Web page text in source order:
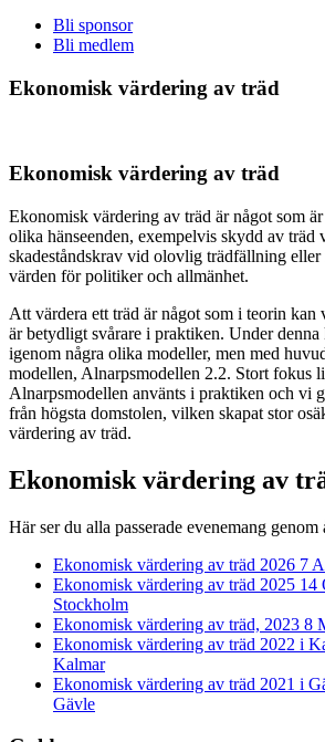
Bli sponsor
Bli medlem
Ekonomisk värdering av träd
Ekonomisk värdering av träd
Ekonomisk värdering av träd är något som
olika hänseenden, exempelvis skydd av träd
skadeståndskrav vid olovlig trädfällning eller
värden för politiker och allmänhet.
Att värdera ett träd är något som i teorin kan
är betydligt svårare i praktiken. Under
igenom några olika modeller, men med
modellen, Alnarpsmodellen 2.2. Stort fokus
Alnarpsmodellen använts i praktiken och vi
från högsta domstolen, vilken skapat stor
värdering av träd.
Ekonomisk värdering av
Här ser du alla passerade evenemang genom
Ekonomisk värdering av träd 2026 7
Ekonomisk värdering av träd 2025 14
Stockholm
Ekonomisk värdering av träd, 2023 8
Ekonomisk värdering av träd 2022 i
Kalmar
Ekonomisk värdering av träd 2021 i
Gävle